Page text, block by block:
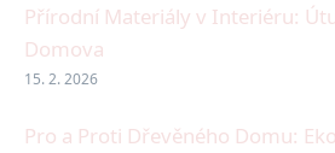
Přírodní Materiály v Interiéru:
Domova
15. 2. 2026
Pro a Proti Dřevěného Domu: